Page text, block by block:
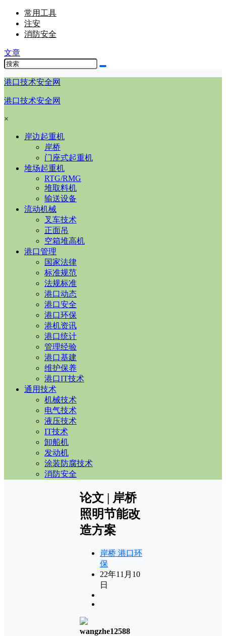
常用工具
注安
消防安全
文章
港口技术安全网
港口技术安全网
×
岸边起重机
岸桥
门座式起重机
堆场起重机
RTG/RMG
堆取料机
输送设备
流动机械
叉车技术
正面吊
空箱堆高机
港口管理
国家法律
标准规范
法规标准
港口动态
港口安全
港口环保
港机资讯
港口统计
管理经验
港口基建
维护保养
港口IT技术
通用技术
机械技术
电气技术
液压技术
IT技术
卸船机
发动机
涂装防腐技术
消防安全
论文 | 岸桥
照明节能改
造方案
岸桥 港口环
保
22年11月10
日
wangzhe12588